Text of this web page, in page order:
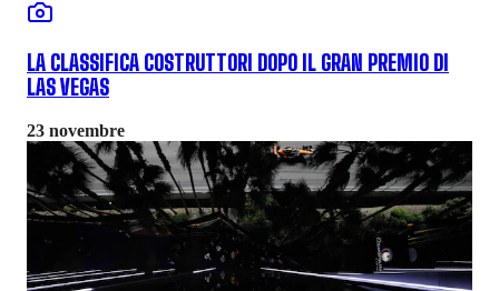
LA CLASSIFICA COSTRUTTORI DOPO IL GRAN PREMIO DI
LAS VEGAS
23 novembre